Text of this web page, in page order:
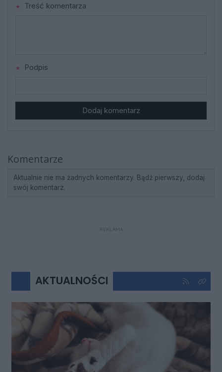
Treść komentarza
Podpis
Dodaj komentarz
Komentarze
Aktualnie nie ma żadnych komentarzy. Bądź pierwszy, dodaj
swój komentarz.
REKLAMA
AKTUALNOŚCI Kliknij aby
Kliknij